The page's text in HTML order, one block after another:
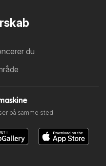
du
på samme sted